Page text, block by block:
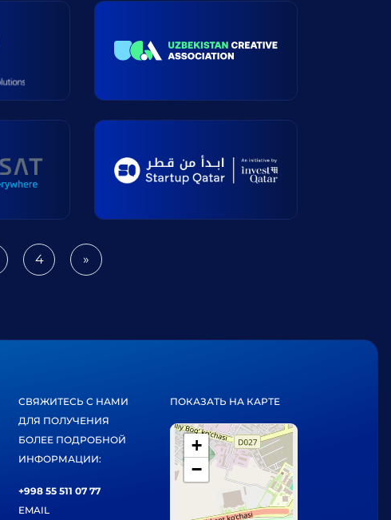
4 »Next
СВЯЖИТЕСЬ С НАМИ
ДЛЯ ПОЛУЧЕНИЯ
БОЛЕЕ ПОДРОБНОЙ
ИНФОРМАЦИИ:
+998 55 511 07 77
EMAIL
ПОКАЗАТЬ НА КАРТЕ
+
−